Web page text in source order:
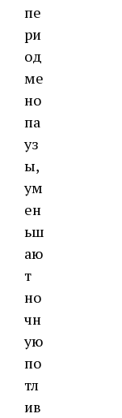
пе
ри
од
ме
но
па
уз
ы,
ум
ен
ьш
аю
т
но
чн
ую
по
тл
ив